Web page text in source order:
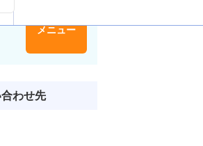
メニュー
わせ先